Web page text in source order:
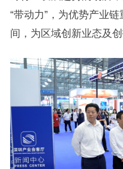
“带动力”，为优势产业
间，为区域创新业态及